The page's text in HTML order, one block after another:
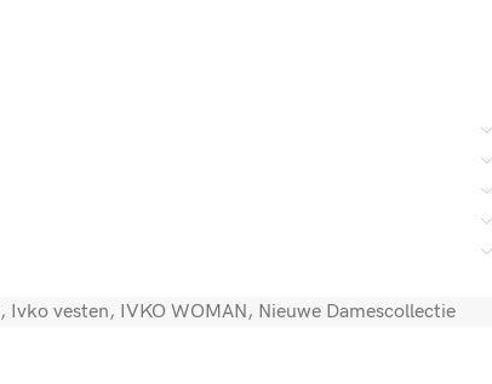
, Ivko vesten, IVKO WOMAN, Nieuwe Damescollectie